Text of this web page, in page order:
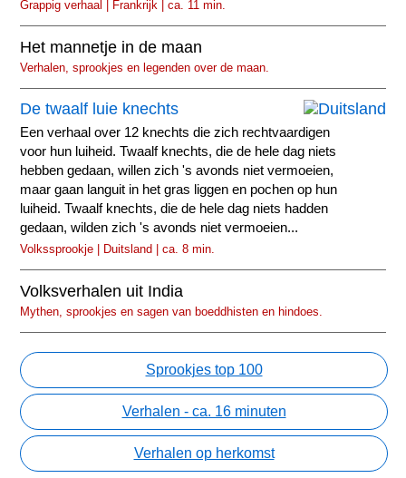
Grappig verhaal | Frankrijk | ca. 11 min.
Het mannetje in de maan
Verhalen, sprookjes en legenden over de maan.
De twaalf luie knechts
Een verhaal over 12 knechts die zich rechtvaardigen
voor hun luiheid. Twaalf knechts, die de hele dag niets
hebben gedaan, willen zich 's avonds niet vermoeien,
maar gaan languit in het gras liggen en pochen op hun
luiheid. Twaalf knechts, die de hele dag niets hadden
gedaan, wilden zich 's avonds niet vermoeien...
Volkssprookje | Duitsland | ca. 8 min.
Volksverhalen uit India
Mythen, sprookjes en sagen van boeddhisten en hindoes.
Sprookjes top 100
Verhalen - ca. 16 minuten
Verhalen op herkomst